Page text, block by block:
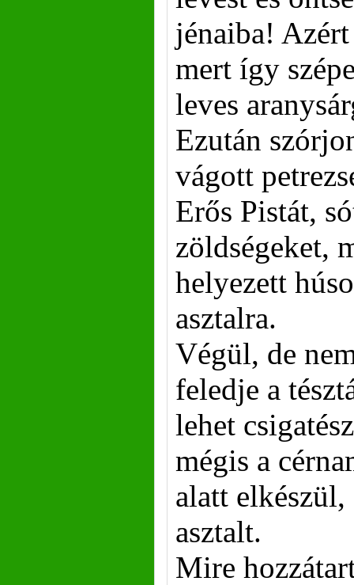
jénaiba!
mert így
leves
Ezután
vágott
Erős Pistát,
zöldségeket,
helyezett
asztalra.
Végül, de
feledje a
lehet
mégis a
alatt
asztalt.
Mire